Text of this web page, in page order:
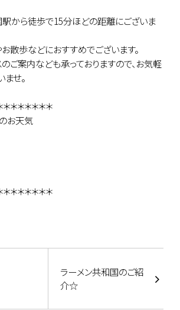
から徒歩で15分ほどの距離にございま
散歩などにおすすめでございます。
のご案内なども承っておりますので、お気軽
せ。
＊＊＊＊＊＊
お天気
＊＊＊＊＊＊
ラーメン共和国のご紹
介☆